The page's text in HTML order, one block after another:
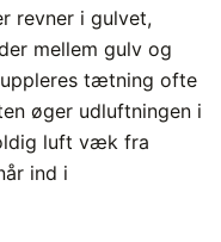
revner i gulvet,
mellem gulv og
tætning ofte
øger udluftningen i
luft væk fra
ind i